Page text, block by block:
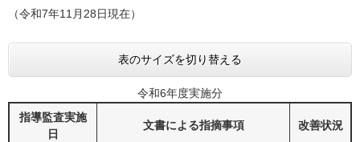
（令和7年11月28日現在）
表のサイズを切り替える
令和6年度実施分
指導監査実施
日
文書による指摘事項 改善状況